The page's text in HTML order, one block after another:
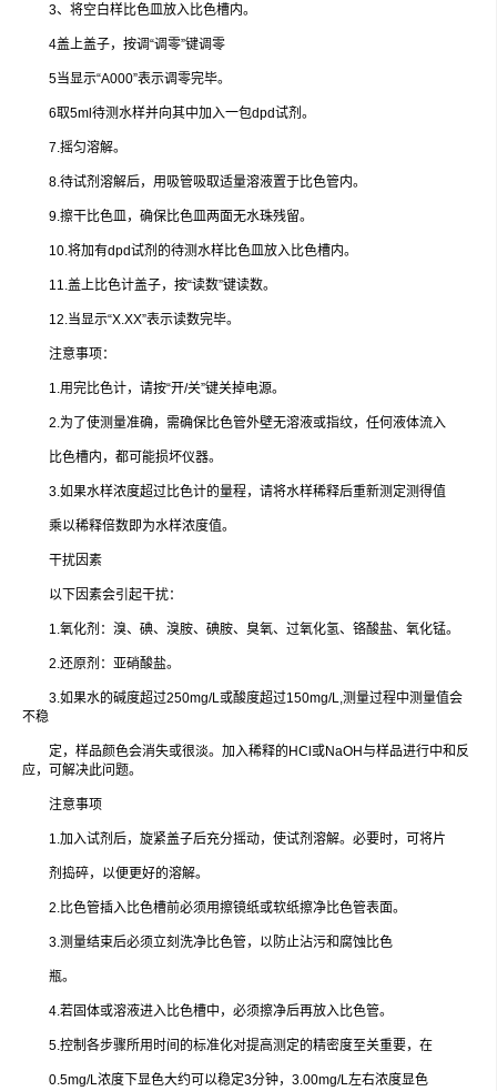
3、将空白样比色皿放入比色槽内。
4盖上盖子，按调“调零”键调零
5当显示“A000”表示调零完毕。
6取5ml待测水样并向其中加入一包dpd试剂。
7.摇匀溶解。
8.待试剂溶解后，用吸管吸取适量溶液置于比色管内。
9.擦干比色皿，确保比色皿两面无水珠残留。
10.将加有dpd试剂的待测水样比色皿放入比色槽内。
11.盖上比色计盖子，按“读数”键读数。
12.当显示“X.XX”表示读数完毕。
注意事项：
1.用完比色计，请按“开/关”键关掉电源。
2.为了使测量准确，需确保比色管外壁无溶液或指纹，任何液体流入
比色槽内，都可能损坏仪器。
3.如果水样浓度超过比色计的量程，请将水样稀释后重新测定测得值
乘以稀释倍数即为水样浓度值。
干扰因素
以下因素会引起干扰：
1.氧化剂：溴、碘、溴胺、碘胺、臭氧、过氧化氢、铬酸盐、氧化锰。
2.还原剂：亚硝酸盐。
3.如果水的碱度超过250mg/L或酸度超过150mg/L,测量过程中测量值会
不稳
定，样品颜色会消失或很淡。加入稀释的HCl或NaOH与样品进行中和反
应，可解决此问题。
注意事项
1.加入试剂后，旋紧盖子后充分摇动，使试剂溶解。必要时，可将片
剂捣碎，以便更好的溶解。
2.比色管插入比色槽前必须用擦镜纸或软纸擦净比色管表面。
3.测量结束后必须立刻洗净比色管，以防止沾污和腐蚀比色
瓶。
4.若固体或溶液进入比色槽中，必须擦净后再放入比色管。
5.控制各步骤所用时间的标准化对提高测定的精密度至关重要，在
0.5mg/L浓度下显色大约可以稳定3分钟，3.00mg/L左右浓度显色